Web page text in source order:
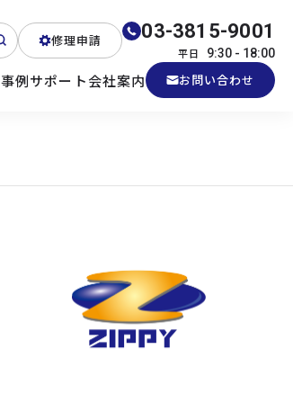
修理申請 03-3815-9001
平日 9:30 - 18:00
産業用PC
事例サポート会社案内 お問い合わせ